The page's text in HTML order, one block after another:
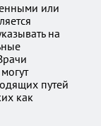
или
на
путей
как